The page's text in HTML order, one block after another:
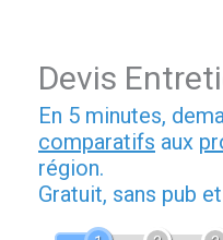
Devis
En 5 minutes,
comparatifs aux
région.
Gratuit, sans pub